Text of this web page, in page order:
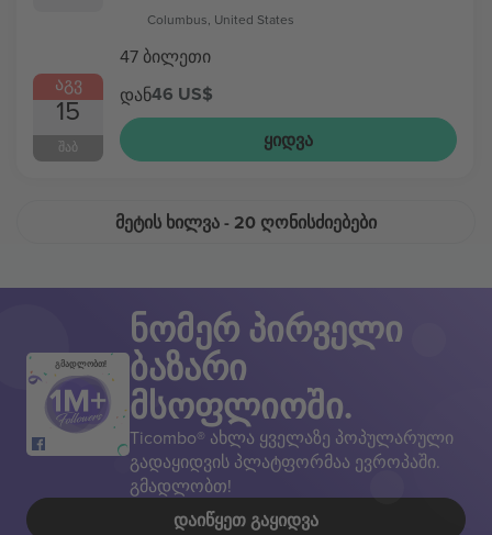
ᲐᲒᲕ
15
ᲨᲐᲑ
Columbus, United States
47 ბილეთი
დან46 US$
ᲧᲘᲓᲕᲐ
ᲛᲔᲢᲘᲡ ᲮᲘᲚᲕᲐ- 20 ᲦᲝᲜᲘᲡᲫᲘᲔᲑᲔᲑᲘ
გმადლობთ!
ნომერ პირველი
ბაზარი
მსოფლიოში.
Ticombo® ახლა ყველაზე პოპულარული
გადაყიდვის პლატფორმაა ევროპაში.
გმადლობთ!
ᲓᲐᲘᲬᲧᲔᲗ ᲒᲐᲧᲘᲓᲕᲐ